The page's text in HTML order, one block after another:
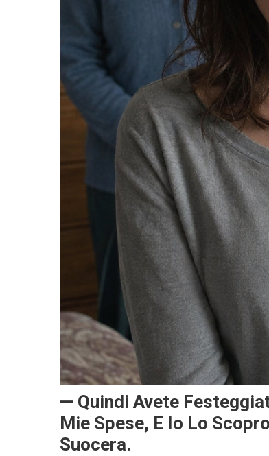
— Quindi Avete
Mie Spese, E Io Lo
Suocera.